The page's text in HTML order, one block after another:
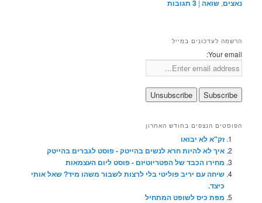
נאצים,שואה |
3 תגובות
הרשמה לעדכונים במייל
Your email:
הפוסטים הנצפים בחודש האחרון
זק"א לא יבואו
איך לא להיות חרא לנשים בהייטק - פוסט לגברים בהייטק
מחירו הכבד של הפטריוטיזם - פוסט ליום העצמאות
שיחה עם יריב פוליטי בלי לרצות לשבור משהו מיד? שאל אותי
כיצד.
מפת כיס לשופט המתחיל